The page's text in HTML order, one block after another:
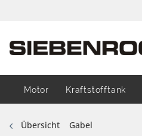
Motor Kraftstofftank
Übersicht Gabel